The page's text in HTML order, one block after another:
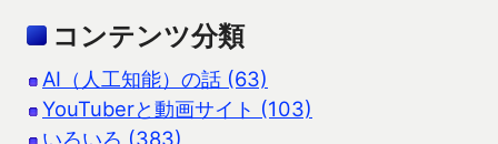
コンテンツ分類
AI（人工知能）の話 (63)
YouTuberと動画サイト (103)
いろいろ (383)